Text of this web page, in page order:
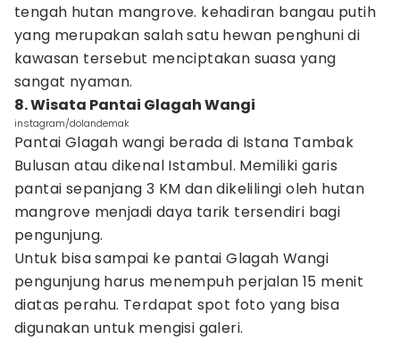
tengah hutan mangrove. kehadiran bangau putih
yang merupakan salah satu hewan penghuni di
kawasan tersebut menciptakan suasa yang
sangat nyaman.
8. Wisata Pantai Glagah Wangi
instagram/dolandemak
Pantai Glagah wangi berada di Istana Tambak
Bulusan atau dikenal Istambul. Memiliki garis
pantai sepanjang 3 KM dan dikelilingi oleh hutan
mangrove menjadi daya tarik tersendiri bagi
pengunjung.
Untuk bisa sampai ke pantai Glagah Wangi
pengunjung harus menempuh perjalan 15 menit
diatas perahu. Terdapat spot foto yang bisa
digunakan untuk mengisi galeri.